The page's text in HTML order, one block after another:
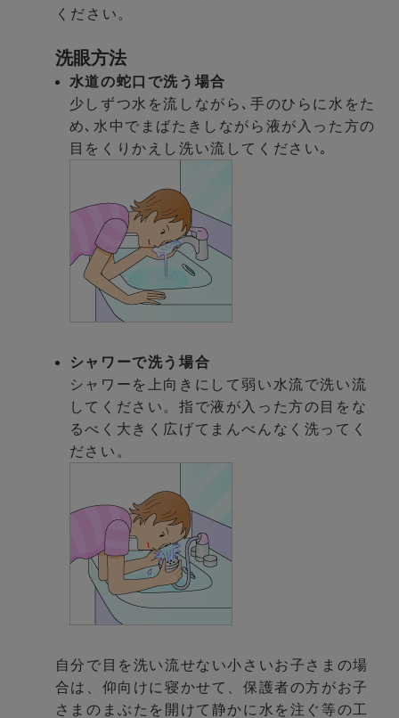
ください。
洗眼方法
水道の蛇口で洗う場合
少しずつ水を流しながら､手のひらに水をた
め､水中でまばたきしながら液が入った方の
目をくりかえし洗い流してください｡
シャワーで洗う場合
シャワーを上向きにして弱い水流で洗い流
してください。指で液が入った方の目をな
るべく大きく広げてまんべんなく洗ってく
ださい。
自分で目を洗い流せない小さいお子さまの場
合は、仰向けに寝かせて、保護者の方がお子
さまのまぶたを開けて静かに水を注ぐ等の工